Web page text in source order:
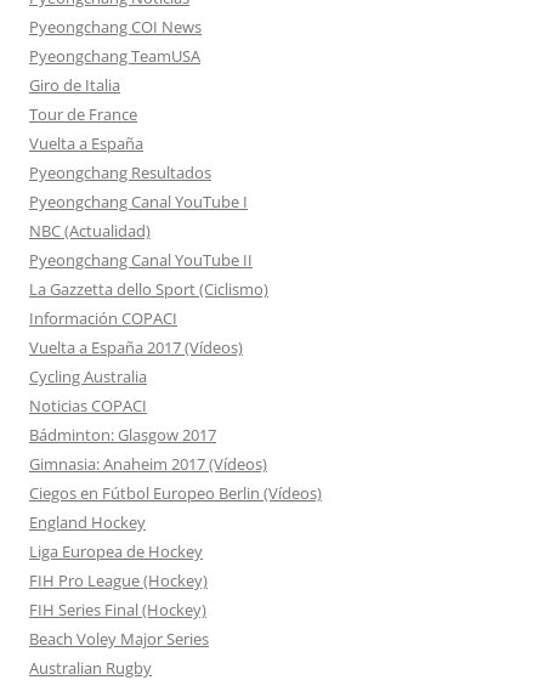
Pyeongchang COI News
Pyeongchang TeamUSA
Giro de Italia
Tour de France
Vuelta a España
Pyeongchang Resultados
Pyeongchang Canal YouTube I
NBC (Actualidad)
Pyeongchang Canal YouTube II
La Gazzetta dello Sport (Ciclismo)
Información COPACI
Vuelta a España 2017 (Vídeos)
Cycling Australia
Noticias COPACI
Bádminton: Glasgow 2017
Gimnasia: Anaheim 2017 (Vídeos)
Ciegos en Fútbol Europeo Berlin (Vídeos)
England Hockey
Liga Europea de Hockey
FIH Pro League (Hockey)
FIH Series Final (Hockey)
Beach Voley Major Series
Australian Rugby